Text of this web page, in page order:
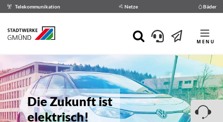
Telekommunikation Netze Bäder
MENU
Die Zukunft ist
elektrisch!